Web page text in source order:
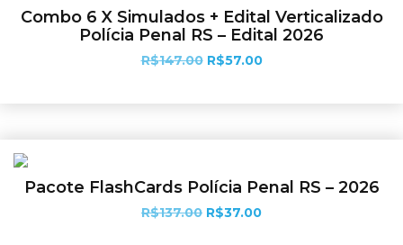
Combo 6 X Simulados + Edital Verticalizado
Polícia Penal RS – Edital 2026
R$147.00 R$57.00
Pacote FlashCards Polícia Penal RS – 2026
R$137.00 R$37.00